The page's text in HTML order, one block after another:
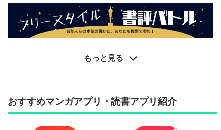
もっと見る
おすすめマンガアプリ・読書アプリ紹介